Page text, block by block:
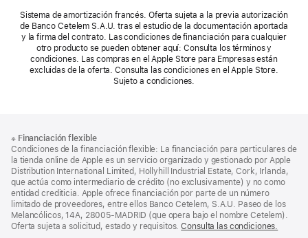
Sistema de amortización francés. Oferta sujeta a la previa autorización
de Banco Cetelem S.A.U. tras el estudio de la documentación aportada
y la firma del contrato. Las condiciones de financiación para cualquier
otro producto se pueden obtener aquí: Consulta los términos y
condiciones. Las compras en el Apple Store para Empresas están
excluidas de la oferta. Consulta las condiciones en el Apple Store.
Sujeto a condiciones.
a
pie
de
página
al
pie
※ Financiación flexible
Condiciones de la financiación flexible: La financiación para particulares de
la tienda online de Apple es un servicio organizado y gestionado por Apple
Distribution International Limited, Hollyhill Industrial Estate, Cork, Irlanda,
que actúa como intermediario de crédito (no exclusivamente) y no como
entidad crediticia. Apple ofrece financiación por parte de un número
limitado de proveedores, entre ellos Banco Cetelem, S.A.U. Paseo de los
Melancólicos, 14A, 28005-MADRID (que opera bajo el nombre Cetelem).
Oferta sujeta a solicitud, estado y requisitos.Consulta las condiciones.